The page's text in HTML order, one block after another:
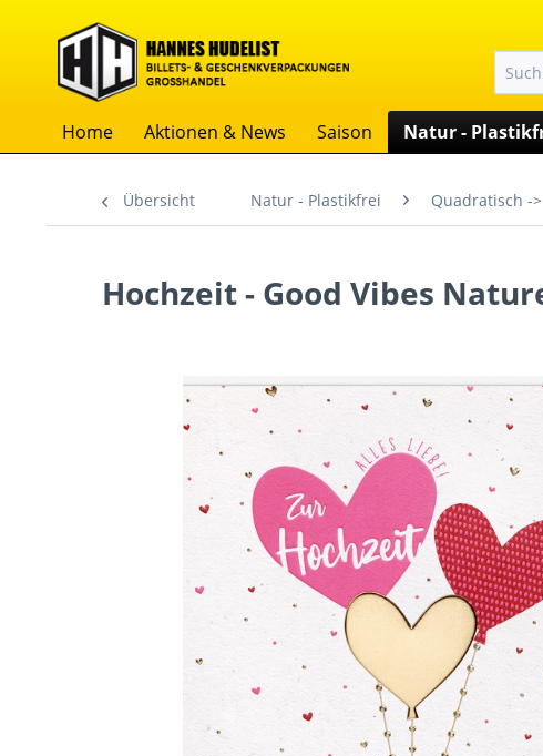
Home Aktionen & News Saison Natur -
Übersicht Natur - Plastikfrei Quadratisch ->
Hochzeit - Good Vibes